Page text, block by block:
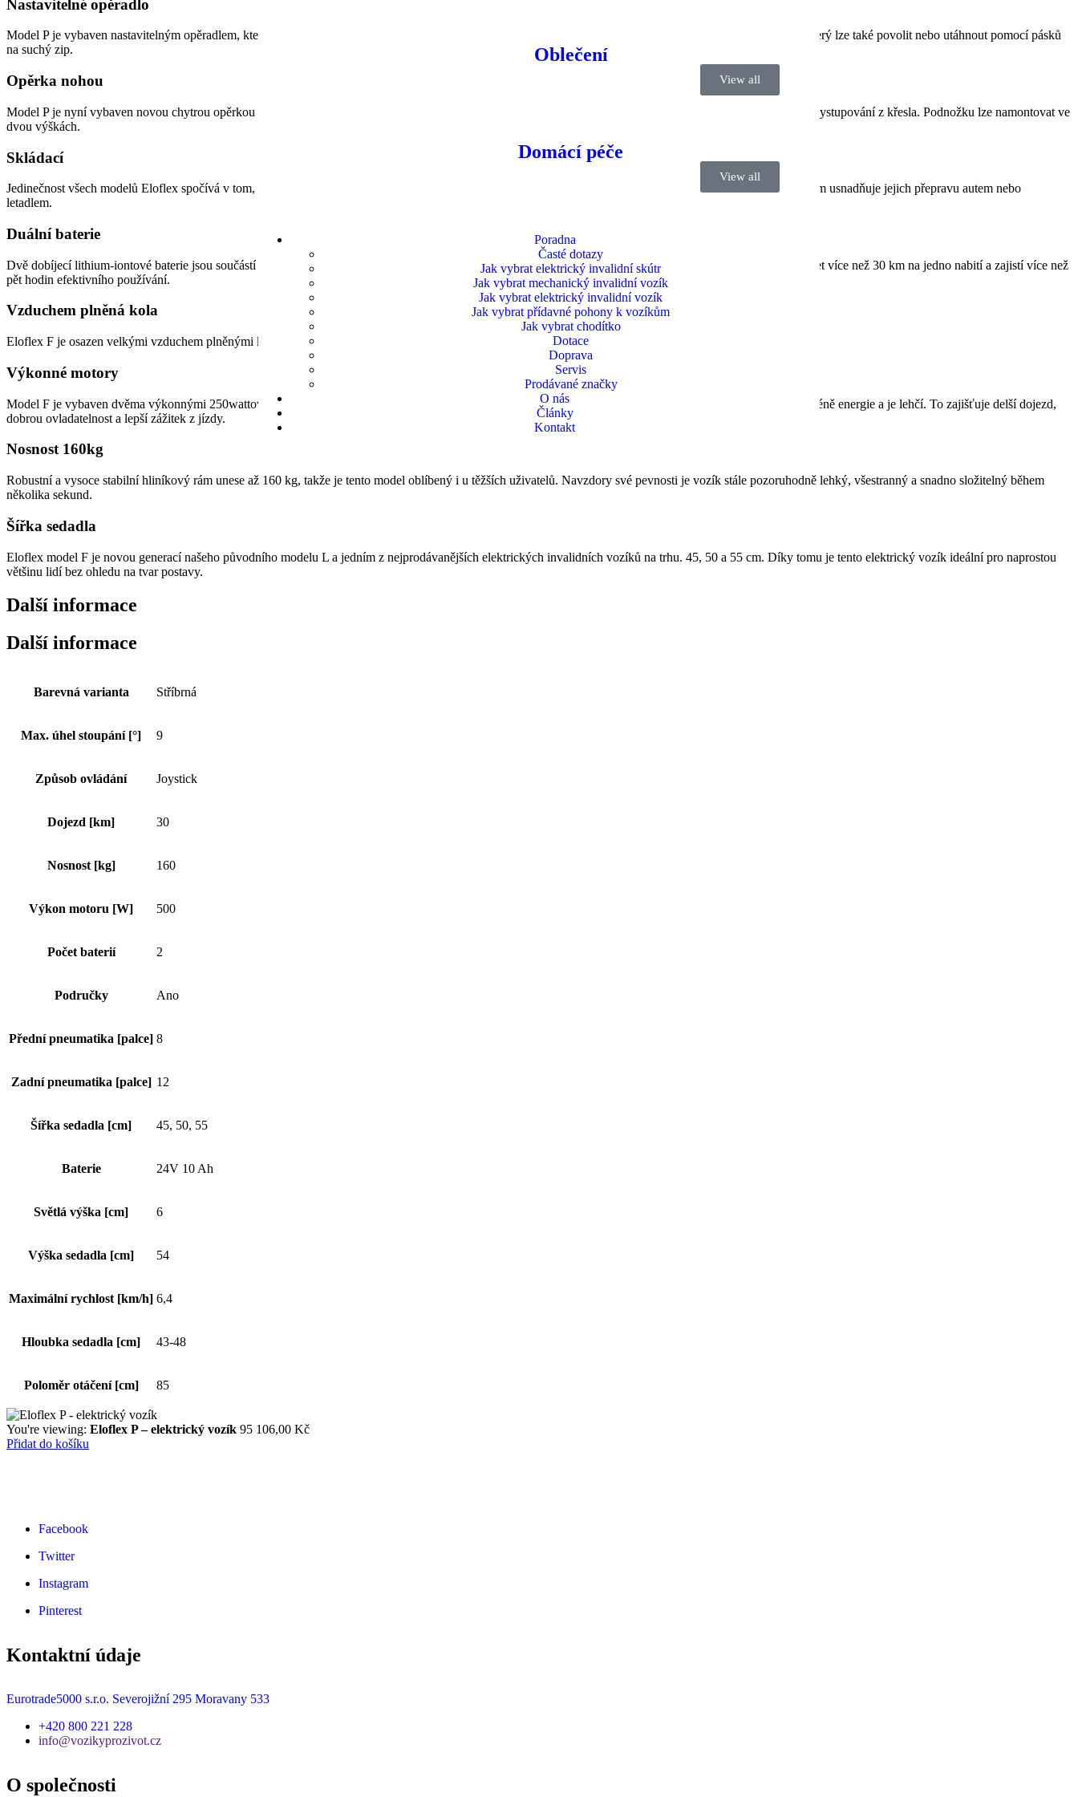
Oblečení
View all
Domácí péče
View all
Poradna
Časté dotazy
Jak vybrat elektrický invalidní skútr
Jak vybrat mechanický invalidní vozík
Jak vybrat elektrický invalidní vozík
Jak vybrat přídavné pohony k vozíkům
Jak vybrat chodítko
Dotace
Doprava
Servis
Prodávané značky
O nás
Články
Kontakt
Nastavitelné opěradlo
Model P je vybaven nastavitelným opěradlem, které lze zvednout nebo snížit, aby se přizpůsobil nižším a vyšším uživatelům. Dodává se s potahem čalounění, který lze také povolit nebo utáhnout pomocí pásků
na suchý zip.
Opěrka nohou
Model P je nyní vybaven novou chytrou opěrkou nohou s dvojitým kloubem, která umožňuje její složení pod židli. Díky tomu vám nepřekáží při nastupování a vystupování z křesla. Podnožku lze namontovat ve
dvou výškách.
Skládací
Jedinečnost všech modelů Eloflex spočívá v tom, že je lze snadno složit během několika sekund. Kompaktní design v kombinaci s ultralehkým hliníkovým rámem usnadňuje jejich přepravu autem nebo
letadlem.
Duální baterie
Dvě dobíjecí lithium-iontové baterie jsou součástí standardní výbavy všech modelů Eloflex. Díky tomu získáte dvojnásobný výkon a dojezd, což vám umožní ujet více než 30 km na jedno nabití a zajistí více než
pět hodin efektivního používání.
Vzduchem plněná kola
Eloflex F je osazen velkými vzduchem plněnými koly, což vám zaručuje absorci nárazů a snažší překonávání nerovného terénu.
Výkonné motory
Model F je vybaven dvěma výkonnými 250wattovými elektromotory. Technologie je založena na nejnovější konstrukci bezkartáčového motoru, který odebírá méně energie a je lehčí. To zajišťuje delší dojezd,
dobrou ovladatelnost a lepší zážitek z jízdy.
Nosnost 160kg
Robustní a vysoce stabilní hliníkový rám unese až 160 kg, takže je tento model oblíbený i u těžších uživatelů. Navzdory své pevnosti je vozík stále pozoruhodně lehký, všestranný a snadno složitelný během
několika sekund.
Šířka sedadla
Eloflex model F je novou generací našeho původního modelu L a jedním z nejprodávanějších elektrických invalidních vozíků na trhu. 45, 50 a 55 cm. Díky tomu je tento elektrický vozík ideální pro naprostou
většinu lidí bez ohledu na tvar postavy.
Další informace
Další informace
Barevná varianta Stříbrná
Max. úhel stoupání [°] 9
Způsob ovládání Joystick
Dojezd [km] 30
Nosnost [kg] 160
Výkon motoru [W] 500
Počet baterií 2
Područky Ano
Přední pneumatika [palce] 8
Zadní pneumatika [palce] 12
Šířka sedadla [cm] 45, 50, 55
Baterie 24V 10 Ah
Světlá výška [cm] 6
Výška sedadla [cm] 54
Maximální rychlost [km/h] 6,4
Hloubka sedadla [cm] 43-48
Poloměr otáčení [cm] 85
You're viewing: Eloflex P – elektrický vozík 95 106,00 Kč
Přidat do košíku
Facebook
Twitter
Instagram
Pinterest
Kontaktní údaje
Eurotrade5000 s.r.o. Severojižní 295 Moravany 533
+420 800 221 228
info@vozikyprozivot.cz
O společnosti